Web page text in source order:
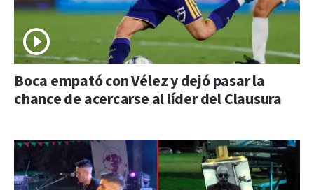
Boca empató con Vélez y dejó pasar la
chance de acercarse al líder del Clausura